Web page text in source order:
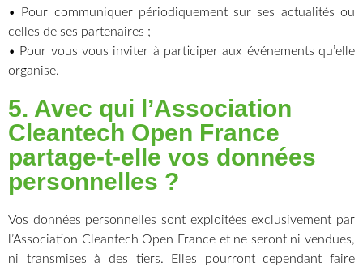
• Pour communiquer périodiquement sur ses actualités ou
celles de ses partenaires ;
• Pour vous vous inviter à participer aux événements qu’elle
organise.
5. Avec qui l’Association
Cleantech Open France
partage-t-elle vos données
personnelles ?
Vos données personnelles sont exploitées exclusivement par
l’Association Cleantech Open France et ne seront ni vendues,
ni transmises à des tiers. Elles pourront cependant faire